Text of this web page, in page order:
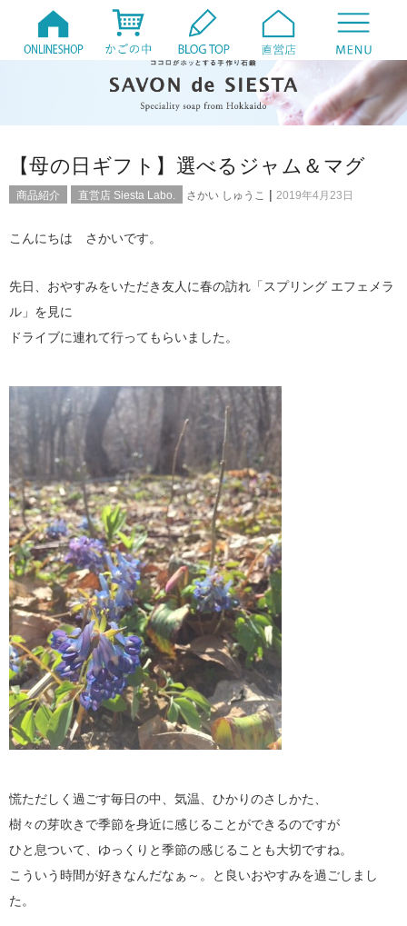
【母の日ギフト】選べるジャム＆マグ
商品紹介 直営店 Siesta Labo. さかい しゅうこ | 2019年4月23日
こんにちは さかいです。
先日、おやすみをいただき友人に春の訪れ「スプリング エフェメラ
ル」を見に
ドライブに連れて行ってもらいました。
慌ただしく過ごす毎日の中、気温、ひかりのさしかた、
樹々の芽吹きで季節を身近に感じることができるのですが
ひと息ついて、ゆっくりと季節の感じることも大切ですね。
こういう時間が好きなんだなぁ～。と良いおやすみを過ごしまし
た。